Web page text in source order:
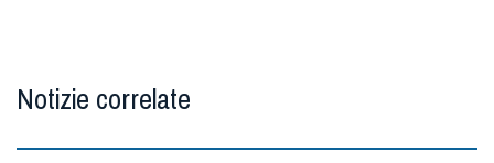
Notizie correlate